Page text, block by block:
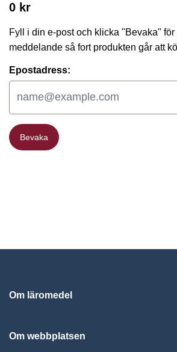
0 kr
Fyll i din e-post och klicka "Bevaka" för
meddelande så fort produkten går att
Epostadress:
Bevaka
Bevaka
Om läromedel
Om webbplatsen